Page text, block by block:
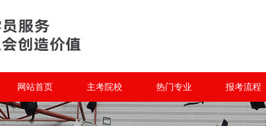
网站首页 主考院校 热门专业 报考流程